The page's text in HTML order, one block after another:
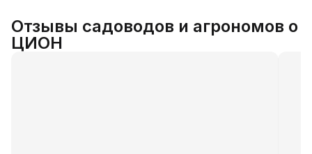
Отзывы садоводов и агрономов о
ЦИОН